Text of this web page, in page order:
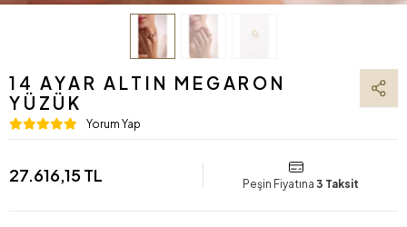
14 AYAR ALTIN MEGARON
YÜZÜK
Yorum Yap
27.616,15 TL Peşin Fiyatına 3 Taksit